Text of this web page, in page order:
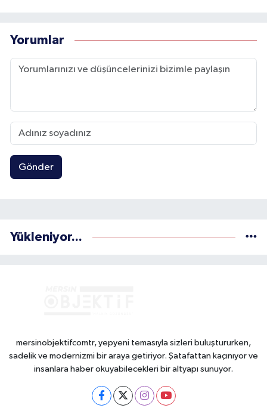
Yorumlar
Gönder
Yükleniyor...
mersinobjektifcomtr, yepyeni temasıyla sizleri buluştururken,
sadelik ve modernizmi bir araya getiriyor. Şatafattan kaçınıyor ve
insanlara haber okuyabilecekleri bir altyapı sunuyor.